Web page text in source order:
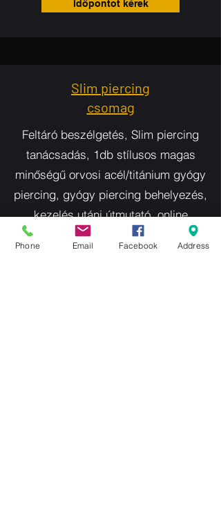
Időpontot kérek
Slim piercing
csomag
Feltáró beszélgetés, Slim piercing
tanácsadás, 1db stílusos magas
minőségű orvosi acél/titánium gyógy
piercing, gyógy piercing behelyezés,
kezelés utáni útmutató, online
kontroll beszélgetés 2 alkalommal
Phone Email Facebook Address